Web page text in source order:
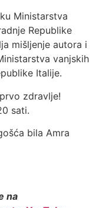
Ministarstva
Republike
mišljenje autora i
vanjskih
Italije.
zdravlje!
sati.
bila Amra
na